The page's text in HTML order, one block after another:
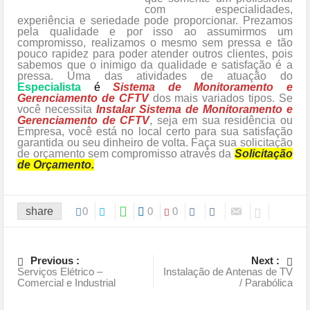
com especialidades,
experiência e seriedade pode proporcionar. Prezamos
pela qualidade e por isso ao assumirmos um
compromisso, realizamos o mesmo sem pressa e tão
pouco rapidez para poder atender outros clientes, pois
sabemos que o inimigo da qualidade e satisfação é a
pressa. Uma das atividades de atuação do
Especialista
é
Sistema de Monitoramento e
Gerenciamento de CFTV dos mais variados tipos. Se
você necessitaInstalar Sistema de Monitoramento e
Gerenciamento de CFTV, seja em sua residência ou
Empresa, você está no local certo para sua satisfação
garantida ou seu dinheiro de volta. Faça sua solicitação
de orçamento sem compromisso através da Solicitação
de Orçamento.
share 0 0 0
Previous :
Serviços Elétrico –
Comercial e Industrial
Next :
Instalação de Antenas de TV
/ Parabólica